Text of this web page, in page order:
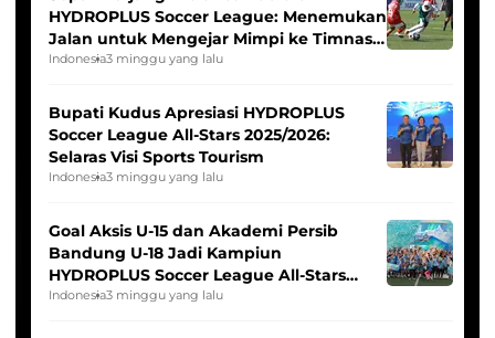
HYDROPLUS Soccer League: Menemukan
Jalan untuk Mengejar Mimpi ke Timnas
Indonesia Putri
Indonesia3 minggu yang lalu
Bupati Kudus Apresiasi HYDROPLUS
Soccer League All-Stars 2025/2026:
Selaras Visi Sports Tourism
Indonesia3 minggu yang lalu
Goal Aksis U-15 dan Akademi Persib
Bandung U-18 Jadi Kampiun
HYDROPLUS Soccer League All-Stars
2025/2026
Indonesia3 minggu yang lalu